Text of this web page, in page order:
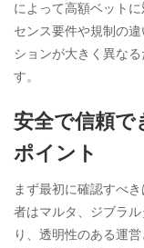
によって高額ベット
センス要件や規制の
ションが大きく異な
す。
安全で信頼
ポイント
まず最初に確認すべ
者はマルタ、ジブラ
り、透明性のある運